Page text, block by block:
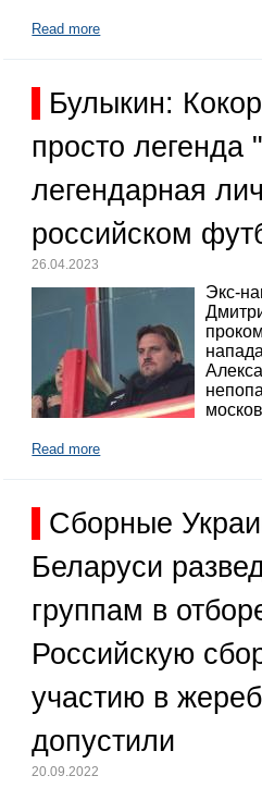
Read more
Булыкин:
просто
легендарная
российском
26.04.2023
Экс-
Read more
Сборные
Беларуси
группам в
Российскую
участию в
допустили
20.09.2022